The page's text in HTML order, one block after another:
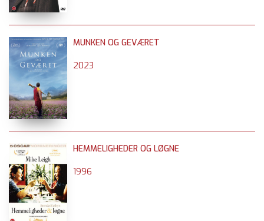
MUNKEN OG GEVÆRET
2023
HEMMELIGHEDER OG LØGNE
1996